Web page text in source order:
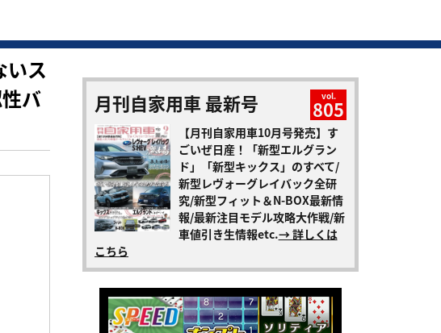
いス
バ
月刊自家用車 最新号 vol.
805
【月刊自家用車10月号発売】す
ごいぜ日産！「新型エルグラン
ド」「新型キックス」のすべて/
新型レヴォーグレイバック全研
究/新型フィット＆N-BOX最新情
報/最新注目モデル攻略大作戦/新
車値引き生情報etc.→ 詳しくは
こちら